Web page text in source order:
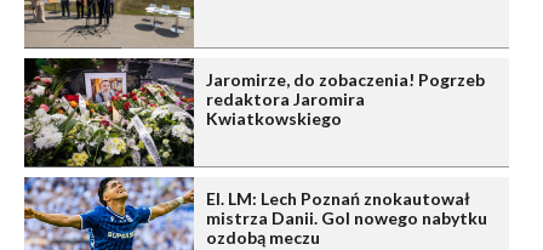
Jaromirze, do zobaczenia! Pogrzeb
redaktora Jaromira
Kwiatkowskiego
El. LM: Lech Poznań znokautował
mistrza Danii. Gol nowego nabytku
ozdobą meczu